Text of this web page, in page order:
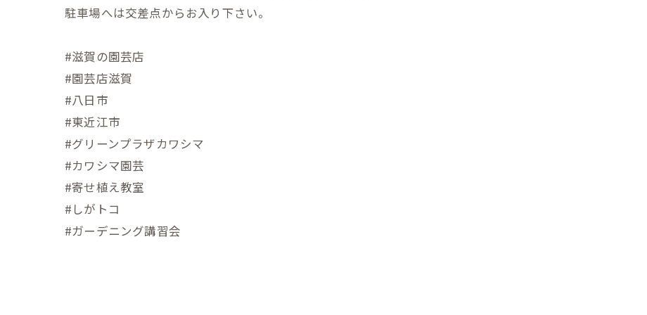
駐車場へは交差点からお入り下さい。
#滋賀の園芸店
#園芸店滋賀
#八日市
#東近江市
#グリーンプラザカワシマ
#カワシマ園芸
#寄せ植え教室
#しがトコ
#ガーデニング講習会